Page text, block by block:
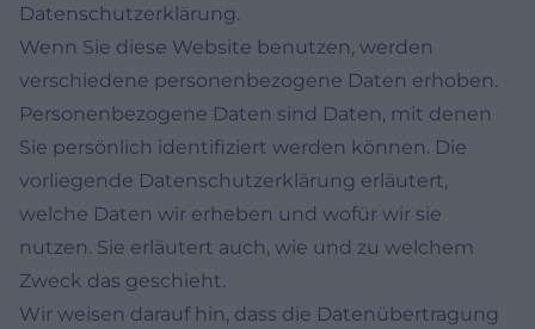
Datenschutzerklärung.
Wenn Sie diese Website benutzen, werden
verschiedene personenbezogene Daten erhoben.
Personenbezogene Daten sind Daten, mit denen
Sie persönlich identifiziert werden können. Die
vorliegende Datenschutzerklärung erläutert,
welche Daten wir erheben und wofür wir sie
nutzen. Sie erläutert auch, wie und zu welchem
Zweck das geschieht.
Wir weisen darauf hin, dass die Datenübertragung